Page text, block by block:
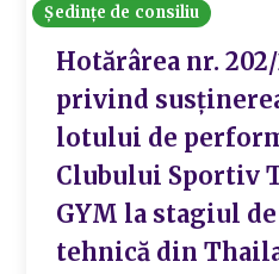
Ședințe de consiliu
Hotărârea nr. 202/
privind
lotului de
Clubului Sportiv
GYM la stagiul
tehnică din